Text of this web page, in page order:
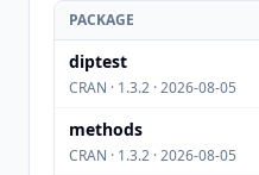
PACKAGE
diptest
CRAN · 1.3.2 · 2026-08-05
methods
CRAN · 1.3.2 · 2026-08-05